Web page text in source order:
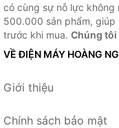
có cùng sự nỗ lực
500.000 sản phẩm, giúp
trước khi mua. Chúng tôi
VỀ ĐIỆN MÁY HOÀNG
Giới thiệu
Chính sách bảo mật